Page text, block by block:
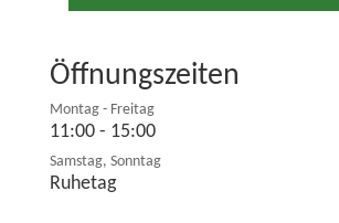
Öffnungszeiten
Montag - Freitag
11:00 - 15:00
Samstag, Sonntag
Ruhetag